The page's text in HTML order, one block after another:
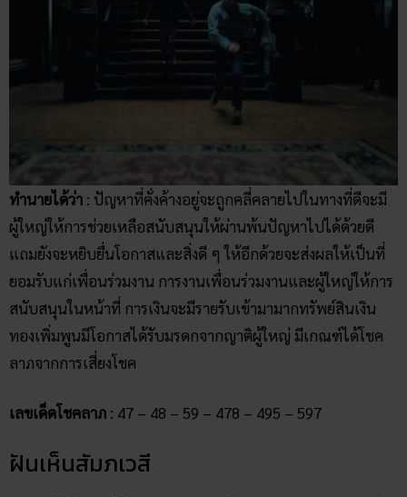
ทำนายได้ว่า : ปัญหาที่คั่งค้างอยู่จะถูกคลี่คลายไปในทางที่ดีจะมี
ผู้ใหญ่ให้การช่วยเหลือสนับสนุนให้ผ่านพ้นปัญหาไปได้ด้วยดี
แถมยังจะหยิบยื่นโอกาสและสิ่งดี ๆ ให้อีกด้วยจะส่งผลให้เป็นที่
ยอมรับแก่เพื่อนร่วมงาน การงานเพื่อนร่วมงานและผู้ใหญ่ให้การ
สนับสนุนในหน้าที่ การเงินจะมีรายรับเข้ามามากทรัพย์สินเงิน
ทองเพิ่มพูนมีโอกาสได้รับมรดกจากญาติผู้ใหญ่ มีเกณฑ์ได้โชค
ลาภจากการเสี่ยงโชค
เลขเด็ดโชคลาภ : 47 – 48 – 59 – 478 – 495 – 597
ฝันเห็นสัมภเวสี